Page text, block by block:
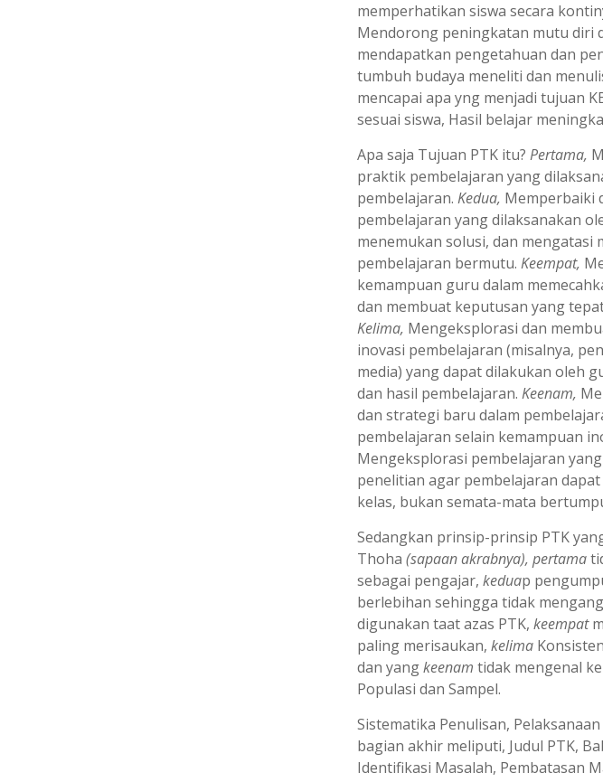
memperhatikan siswa secara
Mendorong peningkatan mutu diri
mendapatkan pengetahuan dan
tumbuh budaya meneliti dan
mencapai apa yng menjadi tujuan
sesuai siswa, Hasil belajar
Apa saja Tujuan PTK itu? Pertama,
praktik pembelajaran yang
pembelajaran. Kedua, Memperbaiki
pembelajaran yang dilaksanakan
menemukan solusi, dan mengatasi
pembelajaran bermutu. Keempat,
kemampuan guru dalam
dan membuat keputusan yang
Kelima, Mengeksplorasi dan
inovasi pembelajaran (misalnya,
media) yang dapat dilakukan oleh
dan hasil pembelajaran. Keenam,
dan strategi baru dalam
pembelajaran selain kemampuan
Mengeksplorasi pembelajaran
penelitian agar pembelajaran
kelas, bukan semata-mata
Sedangkan prinsip-prinsip PTK
Thoha (sapaan akrabnya), pertama
sebagai pengajar, keduap
berlebihan sehingga tidak
digunakan taat azas PTK, keempat
paling merisaukan, kelima
dan yangkeenam tidak mengenal
Populasi dan Sampel.
Sistematika Penulisan,
bagian akhir meliputi, Judul PTK,
Identifikasi Masalah, Pembatasan